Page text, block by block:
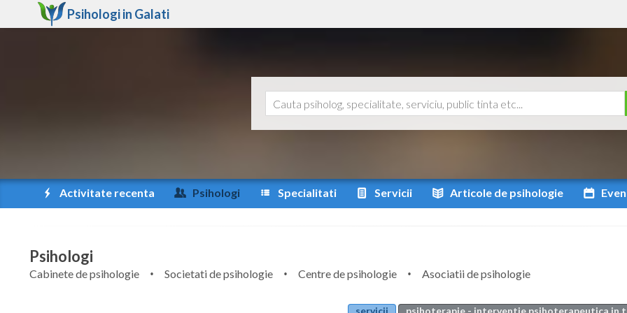
Psihologi in Galati
Activitate recenta Psihologi Specialitati Servicii Articole de psihologie
Psihologi
Cabinete de psihologie Societati de psihologie Centre de psihologie
Asociatii de psihologie
servicii
psihoterapie - interventie psihoterapeutica in